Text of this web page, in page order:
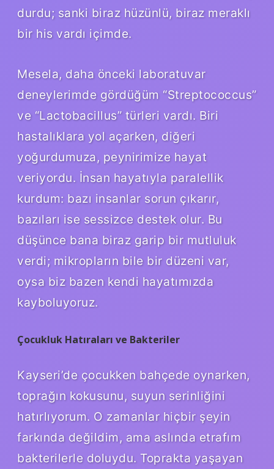
durdu; sanki biraz hüzünlü, biraz meraklı
bir his vardı içimde.
Mesela, daha önceki laboratuvar
deneylerimde gördüğüm “Streptococcus”
ve “Lactobacillus” türleri vardı. Biri
hastalıklara yol açarken, diğeri
yoğurdumuza, peynirimize hayat
veriyordu. İnsan hayatıyla paralellik
kurdum: bazı insanlar sorun çıkarır,
bazıları ise sessizce destek olur. Bu
düşünce bana biraz garip bir mutluluk
verdi; mikropların bile bir düzeni var,
oysa biz bazen kendi hayatımızda
kayboluyoruz.
Çocukluk Hatıraları ve Bakteriler
Kayseri’de çocukken bahçede oynarken,
toprağın kokusunu, suyun serinliğini
hatırlıyorum. O zamanlar hiçbir şeyin
farkında değildim, ama aslında etrafım
bakterilerle doluydu. Toprakta yaşayan